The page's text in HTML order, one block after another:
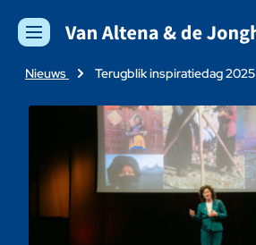
Nieuws Terugblik inspiratiedag 2025